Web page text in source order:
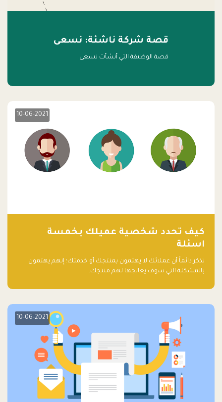
قصة شركة ناشئة: نسعى
قصة الوظيفة التي أنشأت نسعى
10-06-2021
كيف تحدد شخصية عميلك بخمسة
اسئلة
تذكر دائماً أن عملائك لا يهتمون بمنتجك أو خدمتك؛ إنهم يهتمون
بالمشكلة التي سوف يعالجها لهم منتجك.
10-06-2021